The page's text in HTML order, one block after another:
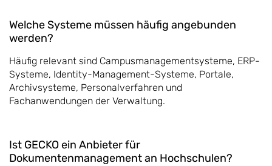
Welche Systeme müssen häufig angebunden
werden?
Häufig relevant sind Campusmanagementsysteme, ERP-
Systeme, Identity-Management-Systeme, Portale,
Archivsysteme, Personalverfahren und
Fachanwendungen der Verwaltung.
Ist GECKO ein Anbieter für
Dokumentenmanagement an Hochschulen?